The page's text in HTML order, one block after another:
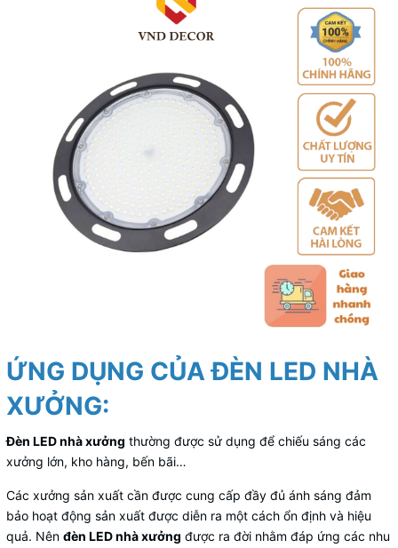
ỨNG DỤNG CỦA ĐÈN LED NHÀ
XƯỞNG:
Đèn LED nhà xưởng thường được sử dụng để chiếu sáng các
xưởng lớn, kho hàng, bến bãi…
Các xưởng sản xuất cần được cung cấp đầy đủ ánh sáng đảm
bảo hoạt động sản xuất được diễn ra một cách ổn định và hiệu
quả. Nên đèn LED nhà xưởng được ra đời nhằm đáp ứng các nhu